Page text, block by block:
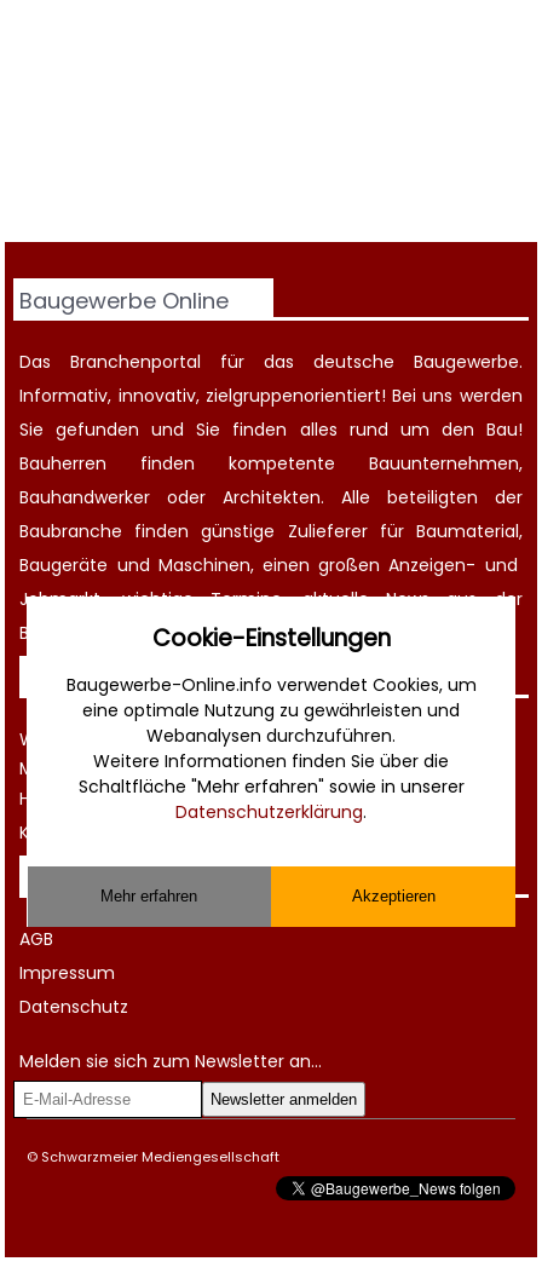
Baugewerbe Online
Das Branchenportal für das deutsche Baugewerbe.
Informativ, innovativ, zielgruppenorientiert! Bei uns werden
Sie gefunden und Sie finden alles rund um den Bau!
Bauherren finden kompetente Bauunternehmen,
Bauhandwerker oder Architekten. Alle beteiligten der
Baubranche finden günstige Zulieferer für Baumaterial,
Baugeräte und Maschinen, einen großenAnzeigen- und
Jobmarkt, wichtigeTermine, aktuelleNews aus der
Bauwirtschaft
und noch vieles mehr!
Sonstiges
Werbung
Musterverträge und Vorlagen
Hilfe
Kontakt
AGB
Impressum
Datenschutz
Melden sie sich zum Newsletter an...
© Schwarzmeier Mediengesellschaft
Cookie-Einstellungen
Baugewerbe-Online.info verwendet Cookies, um
eine optimale Nutzung zu gewährleisten und
Webanalysen durchzuführen.
Weitere Informationen finden Sie über die
Schaltfläche "Mehr erfahren" sowie in unserer
Datenschutzerklärung.
Mehr erfahren Akzeptieren